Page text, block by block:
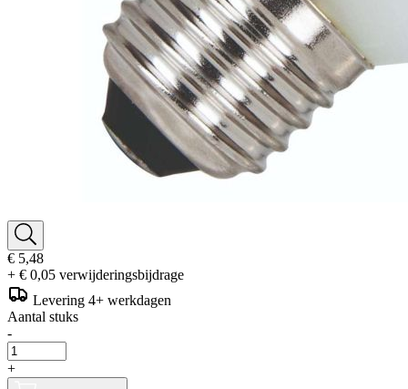
€ 5,48
+ € 0,05 verwijderingsbijdrage
Levering 4+ werkdagen
Aantal stuks
-
+